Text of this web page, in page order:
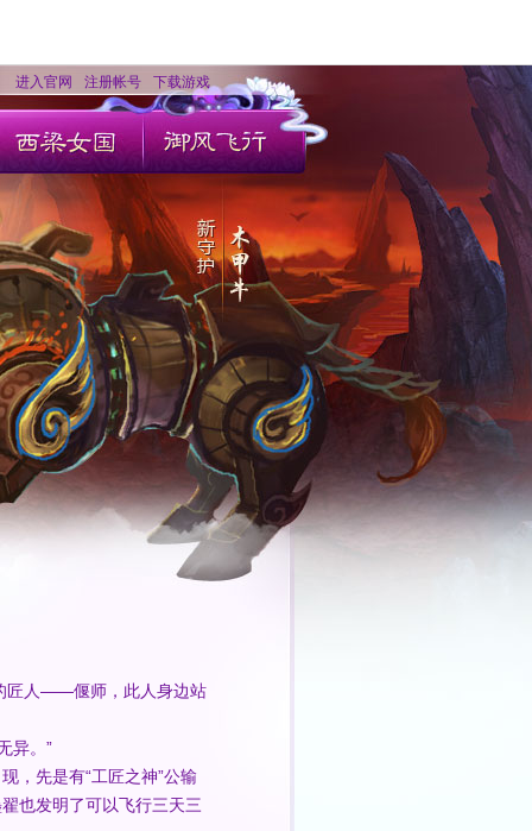
进入官网 注册帐号 下载游戏
匠人——偃师，此人身边站
异。”
先是有“工匠之神”公输
也发明了可以飞行三天三